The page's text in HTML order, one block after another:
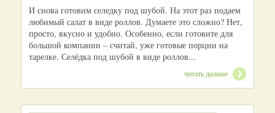
И снова готовим селедку под шубой. На этот раз подаем
любимый салат в виде роллов. Думаете это сложно? Нет,
просто, вкусно и удобно. Особенно, если готовите для
большой компании – считай, уже готовые порции на
тарелке. Селёдка под шубой в виде роллов...
читать дальше